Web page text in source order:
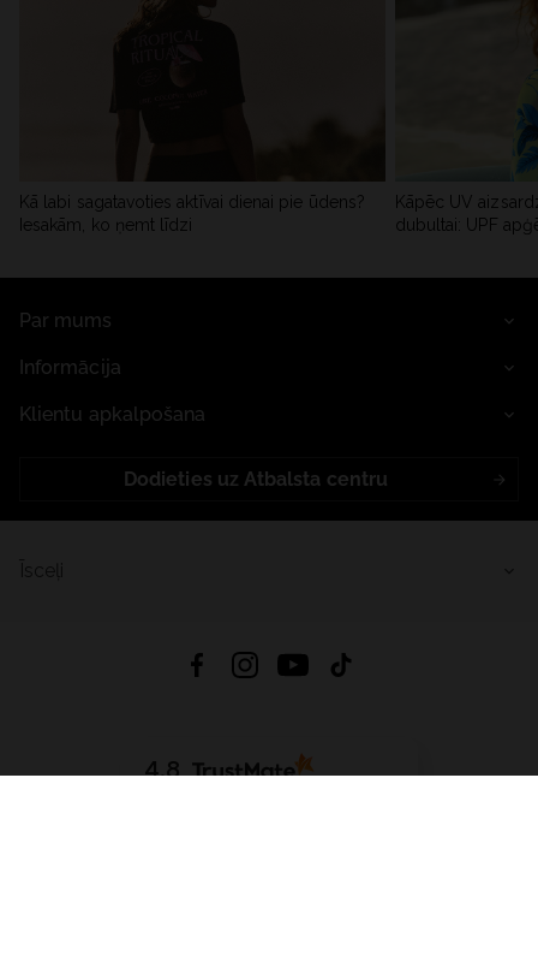
Kā labi sagatavoties aktīvai dienai pie ūdens?
Iesakām, ko ņemt līdzi
Kāpēc UV
dubultai: UPF
Par mums
Informācija
Klientu apkalpošana
Dodieties uz Atbalsta centru
4.8